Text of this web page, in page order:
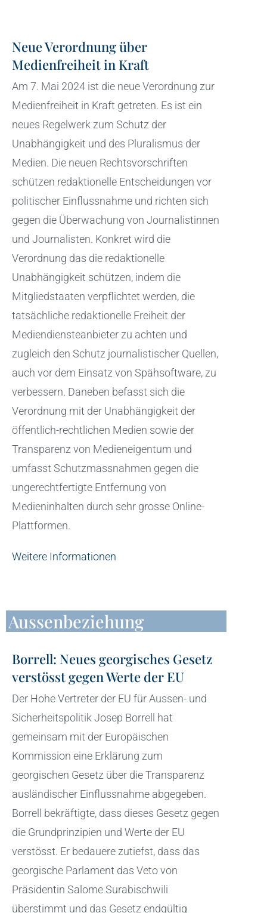
Neue Verordnung über
Medienfreiheit in Kraft
Am 7. Mai 2024 ist die neue Verordnung zur
Medienfreiheit in Kraft getreten. Es ist ein
neues Regelwerk zum Schutz der
Unabhängigkeit und des Pluralismus der
Medien. Die neuen Rechtsvorschriften
schützen redaktionelle Entscheidungen vor
politischer Einflussnahme und richten sich
gegen die Überwachung von Journalistinnen
und Journalisten. Konkret wird die
Verordnung das die redaktionelle
Unabhängigkeit schützen, indem die
Mitgliedstaaten verpflichtet werden, die
tatsächliche redaktionelle Freiheit der
Mediendiensteanbieter zu achten und
zugleich den Schutz journalistischer Quellen,
auch vor dem Einsatz von Spähsoftware, zu
verbessern. Daneben befasst sich die
Verordnung mit der Unabhängigkeit der
öffentlich-rechtlichen Medien sowie der
Transparenz von Medieneigentum und
umfasst Schutzmassnahmen gegen die
ungerechtfertigte Entfernung von
Medieninhalten durch sehr grosse Online-
Plattformen.
Weitere Informationen
Aussenbeziehung
Borrell: Neues georgisches Gesetz
verstösst gegen Werte der EU
Der Hohe Vertreter der EU für Aussen- und
Sicherheitspolitik Josep Borrell hat
gemeinsam mit der Europäischen
Kommission eine Erklärung zum
georgischen Gesetz über die Transparenz
ausländischer Einflussnahme abgegeben.
Borrell bekräftigte, dass dieses Gesetz gegen
die Grundprinzipien und Werte der EU
verstösst. Er bedauere zutiefst, dass das
georgische Parlament das Veto von
Präsidentin Salome Surabischwili
überstimmt und das Gesetz endgültig